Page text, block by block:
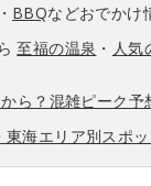
・ BBQなどおでかけ
至福の温泉 ・ 人気
ら？混雑ピーク予
海エリア別スポ